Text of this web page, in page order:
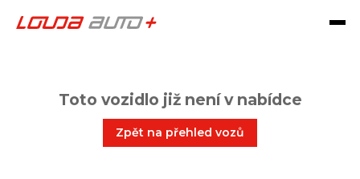
Toto vozidlo již není v nabídce
Zpět na přehled vozů